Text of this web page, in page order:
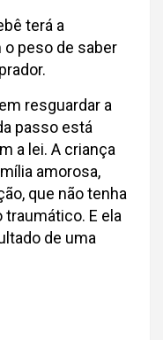
terá a
peso de saber
resguardar a
passo está
a lei. A criança
amorosa,
que não tenha
E ela
de uma